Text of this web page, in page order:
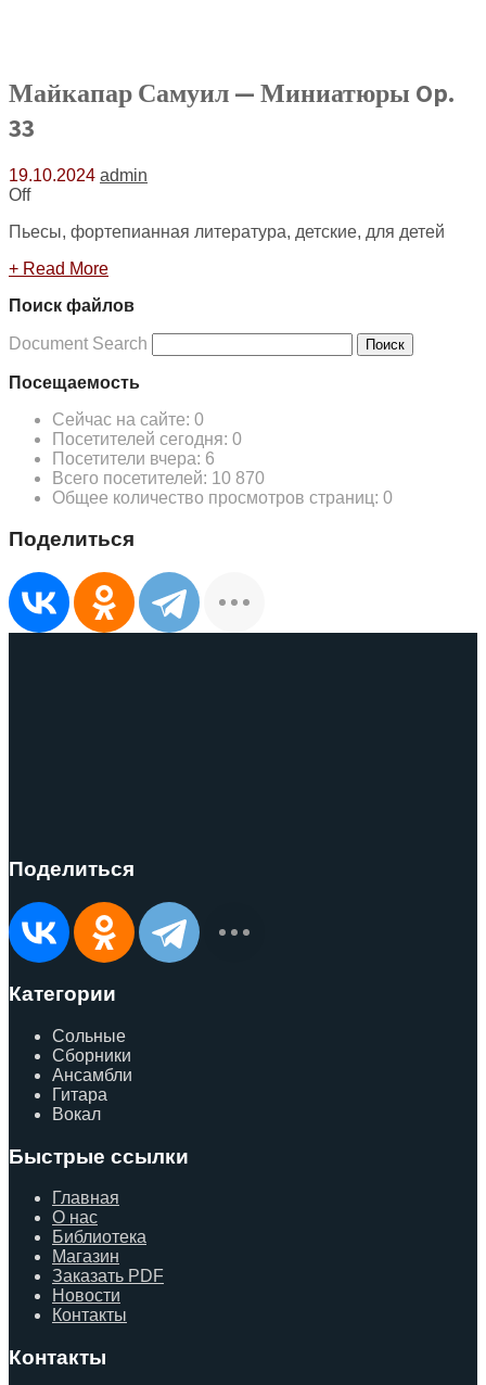
Майкапар Самуил — Миниатюры Op.
33
19.10.2024 admin
Off
Пьесы, фортепианная литература, детские, для детей
+ Read More
Поиск файлов
Document Search Поиск
Посещаемость
Сейчас на сайте: 0
Посетителей сегодня: 0
Посетители вчера: 6
Всего посетителей: 10 870
Общее количество просмотров страниц: 0
Поделиться
Поделиться
Категории
Сольные
Сборники
Ансамбли
Гитара
Вокал
Быстрые ссылки
Главная
О нас
Библиотека
Магазин
Заказать PDF
Новости
Контакты
Контакты